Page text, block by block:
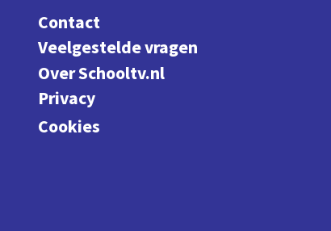
Contact
Veelgestelde vragen
Over Schooltv.nl
Privacy
Cookies